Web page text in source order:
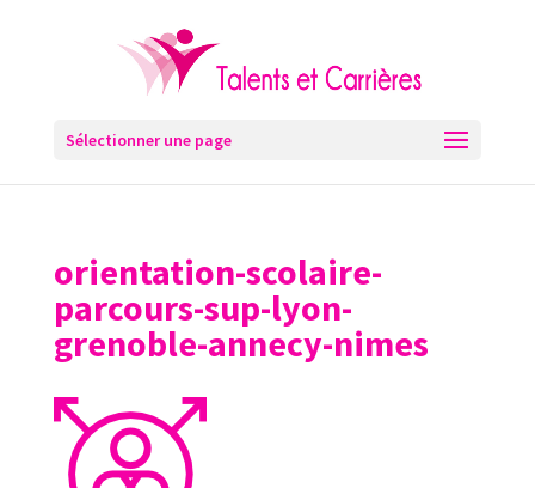
Sélectionner une page
orientation-scolaire-
parcours-sup-lyon-
grenoble-annecy-nimes